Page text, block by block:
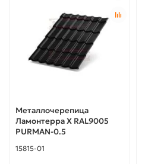
Металлочерепица
Ламонтерра X RAL9005
PURMAN-0.5
15815-01